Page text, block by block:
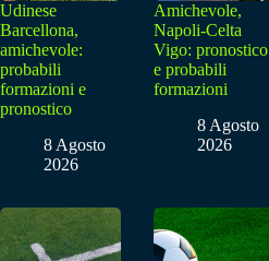
Udinese
Barcellona,
amichevole:
probabili
formazioni e
pronostico
8 Agosto
2026
Amichevole,
Napoli-Celta
Vigo: pronostico
e probabili
formazioni
8 Agosto
2026